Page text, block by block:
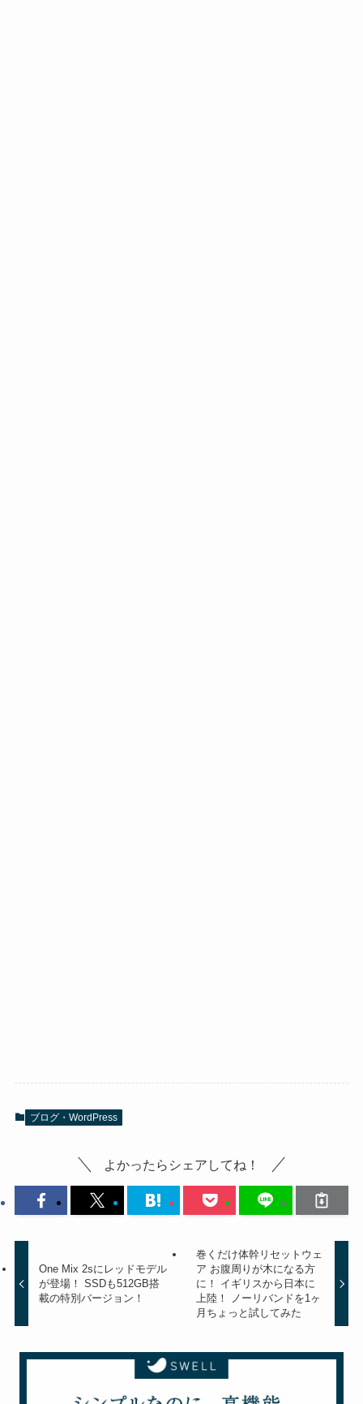
ブログ・WordPress
よかったらシェアしてね！
One Mix 2sにレッドモデル
が登場！ SSDも512GB搭
載の特別バージョン！
巻くだけ体幹リセットウェ
ア お腹周りが木になる方
に！ イギリスから日本に
上陸！ ノーリバンドを1ヶ
月ちょっと試してみた